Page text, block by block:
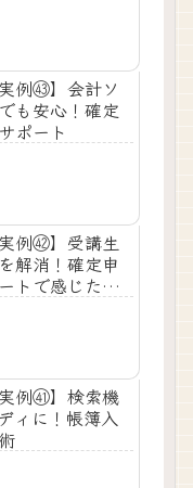
例㊸】会計ソ
も安心！確定
ポート
例㊷】受講生
解消！確定申
トで感じたス
例㊶】検索機
ィに！帳簿入